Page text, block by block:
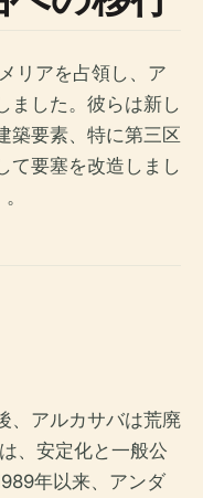
リアを占領し、ア
ました。彼らは新し
築要素、特に第三区
て要塞を改造しまし
、アルカサバは荒廃
、安定化と一般公
年以来、アンダ